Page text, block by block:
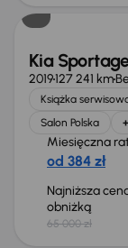
Kia
2019127 241 km
Książka
Salon Polska
Miesięczna
od 384 zł
Najniższa
obniżką
65 000 zł